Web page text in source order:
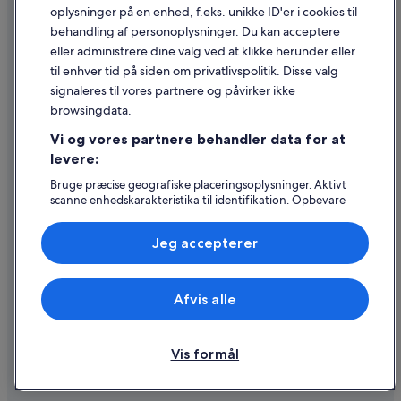
Retningslinjer for indhold og indberetning af indhold
Hjælp
Kontakt os
Ændr eller afbestil din reservation
Forløb og behandlingstider for refusion
Book en flyrejse med et tilgodehavende fra et flyselskab
Internationale rejsedokumenter
Expedia, Inc. er ikke ansvarlig for indhold fra eksterne hjemmesider.
© 2026 Expedia, Inc. – en del af Expedia Group. Alle rettigheder
forbeholdes. Expedia og Expedias logo er varemærker eller registrerede
oplysninger på en enhed, f.eks. unikke ID'er i cookies til
behandling af personoplysninger. Du kan acceptere
eller administrere dine valg ved at klikke herunder eller
til enhver tid på siden om privatlivspolitik. Disse valg
signaleres til vores partnere og påvirker ikke
browsingdata.
Vi og vores partnere behandler data for at
levere:
Bruge præcise geografiske placeringsoplysninger. Aktivt
scanne enhedskarakteristika til identifikation. Opbevare
annoncering og indhold, annoncerings- og
indholdsmåling, målgruppeundersøgelser og udvikling af
tjenester.
Liste over partnere (leverandører)
Vis formål
Afvis alle
Jeg accepterer